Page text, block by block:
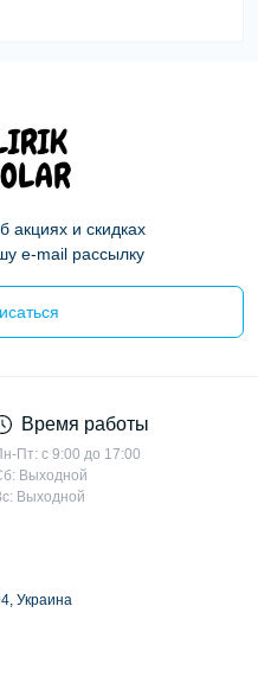
акциях и скидках
e-mail рассылку
Время работы
Пт: с 9:00 до 17:00
Выходной
Выходной
Украина